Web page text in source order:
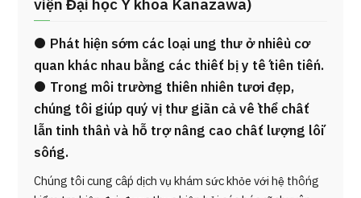
viện Đại học Y khoa Kanazawa)
● Phát hiện sớm các loại ung thư ở nhiều cơ
quan khác nhau bằng các thiết bị y tế tiên tiến.
● Trong môi trường thiên nhiên tươi đẹp,
chúng tôi giúp quý vị thư giãn cả về thể chất
lẫn tinh thần và hỗ trợ nâng cao chất lượng lối
sống.
Chúng tôi cung cấp dịch vụ khám sức khỏe với hệ thống